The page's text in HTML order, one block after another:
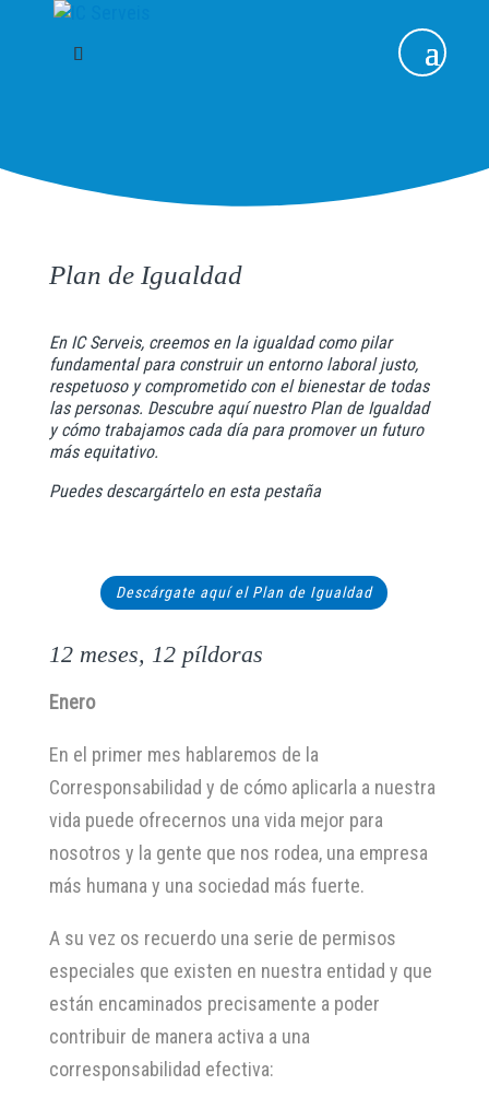
Plan de Igualdad
En IC Serveis, creemos en la igualdad como pilar
fundamental para construir un entorno laboral justo,
respetuoso y comprometido con el bienestar de todas
las personas. Descubre aquí nuestro Plan de Igualdad
y cómo trabajamos cada día para promover un futuro
más equitativo.
Puedes descargártelo en esta pestaña
Descárgate aquí el Plan de Igualdad
12 meses, 12 píldoras
Enero
En el primer mes hablaremos de la
Corresponsabilidad y de cómo aplicarla a nuestra
vida puede ofrecernos una vida mejor para
nosotros y la gente que nos rodea, una empresa
más humana y una sociedad más fuerte.
A su vez os recuerdo una serie de permisos
especiales que existen en nuestra entidad y que
están encaminados precisamente a poder
contribuir de manera activa a una
corresponsabilidad efectiva: